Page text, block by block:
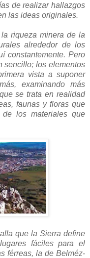
de realizar hallazgos
las ideas originales.
riqueza minera de la
alrededor de los
constantemente. Pero
sencillo; los elementos
vista a suponer
examinando más
se trata en realidad
faunas y floras que
los materiales que
que la Sierra define
fáciles para el
férreas, la de Belméz-